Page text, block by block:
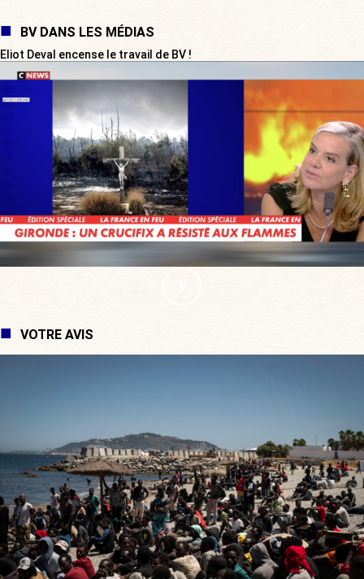
BV DANS LES MÉDIAS
Eliot Deval encense le travail de BV !
VOTRE AVIS